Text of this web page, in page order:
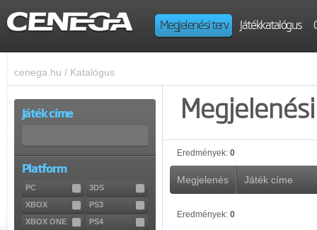
Megjelenési terv Játékkatalógus
cenega.hu / Katalógus
Játék címe
Platform
PC
3DS
XBOX
PS3
XBOX ONE
PS4
Eredmények: 0
Megjelenés Játék címe
Eredmények: 0